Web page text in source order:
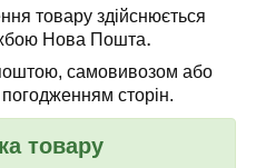
товару здійснюється
Нова Пошта.
самовивозом або
сторін.
товару